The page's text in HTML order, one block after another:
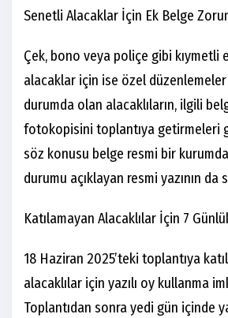
Senetli Alacaklar İçin Ek Belge
Çek, bono veya poliçe gibi kıymetli
alacaklar için ise özel düzenlemeler
durumda olan alacaklıların, ilgili
fotokopisini toplantıya getirmeleri
söz konusu belge resmi bir
durumu açıklayan resmi yazının da
Katılamayan Alacaklılar İçin 7
18 Haziran 2025’teki toplantıya
alacaklılar için yazılı oy kullanma
Toplantıdan sonra yedi gün içinde